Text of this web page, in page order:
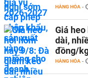
HÀNG HÓA -
Giá
dài,
đồng/
HÀNG HÓA -